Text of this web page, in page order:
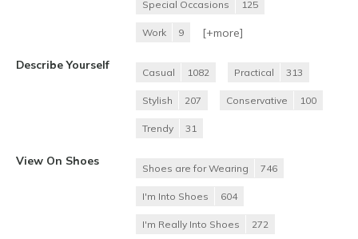
Special Occasions 125
Work 9 [+more]
Describe Yourself
Casual 1082 Practical 313
Stylish 207 Conservative 100
Trendy 31
View On Shoes
Shoes are for Wearing 746
I'm Into Shoes 604
I'm Really Into Shoes 272